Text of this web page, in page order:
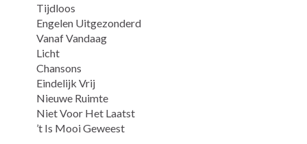
Tijdloos
Engelen Uitgezonderd
Vanaf Vandaag
Licht
Chansons
Eindelijk Vrij
Nieuwe Ruimte
Niet Voor Het Laatst
’t Is Mooi Geweest